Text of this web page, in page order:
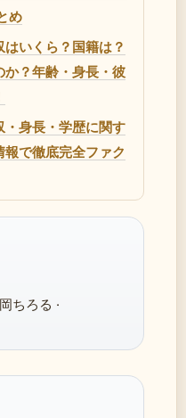
め
いくら？国籍は？
か？年齢・身長・彼
・身長・学歴に関す
で徹底完全ファク
ちろる ·